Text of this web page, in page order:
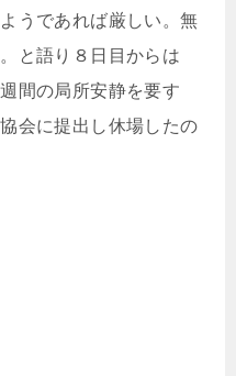
うであれば厳しい。無
と語り８日目からは
間の局所安静を要す
会に提出し休場したの